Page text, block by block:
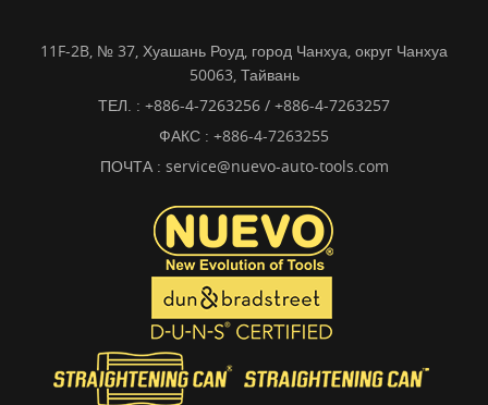
11F-2B, № 37, Хуашань Роуд, город Чанхуа, округ Чанхуа
50063, Тайвань
ТЕЛ. : +886-4-7263256 / +886-4-7263257
ФАКС : +886-4-7263255
ПОЧТА : service@nuevo-auto-tools.com